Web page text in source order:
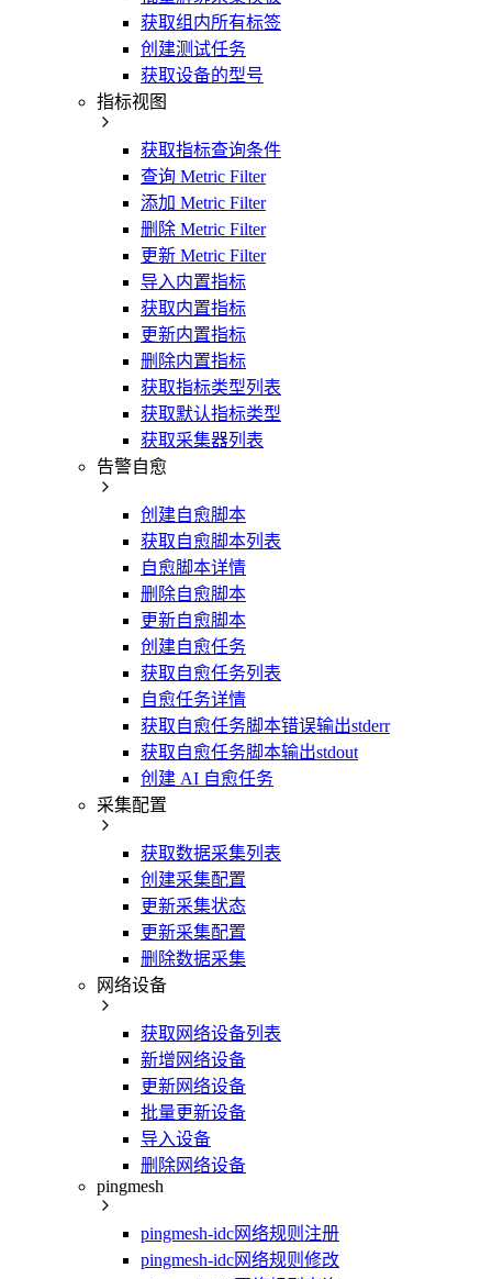
获取组内所有标签
创建测试任务
获取设备的型号
指标视图
获取指标查询条件
查询 Metric Filter
添加 Metric Filter
删除 Metric Filter
更新 Metric Filter
导入内置指标
获取内置指标
更新内置指标
删除内置指标
获取指标类型列表
获取默认指标类型
获取采集器列表
告警自愈
创建自愈脚本
获取自愈脚本列表
自愈脚本详情
删除自愈脚本
更新自愈脚本
创建自愈任务
获取自愈任务列表
自愈任务详情
获取自愈任务脚本错误输出stderr
获取自愈任务脚本输出stdout
创建 AI 自愈任务
采集配置
获取数据采集列表
创建采集配置
更新采集状态
更新采集配置
删除数据采集
网络设备
获取网络设备列表
新增网络设备
更新网络设备
批量更新设备
导入设备
删除网络设备
pingmesh
pingmesh-idc网络规则注册
pingmesh-idc网络规则修改